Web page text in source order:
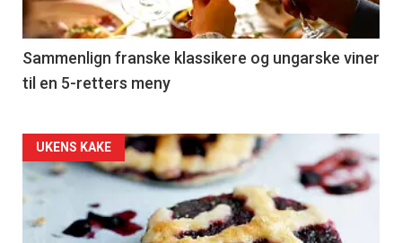
-
5
Sammenlign franske klassikere og ungarske viner
til en 5-retters meny
Forsiden
akkurat
nå
UKENS KAKE